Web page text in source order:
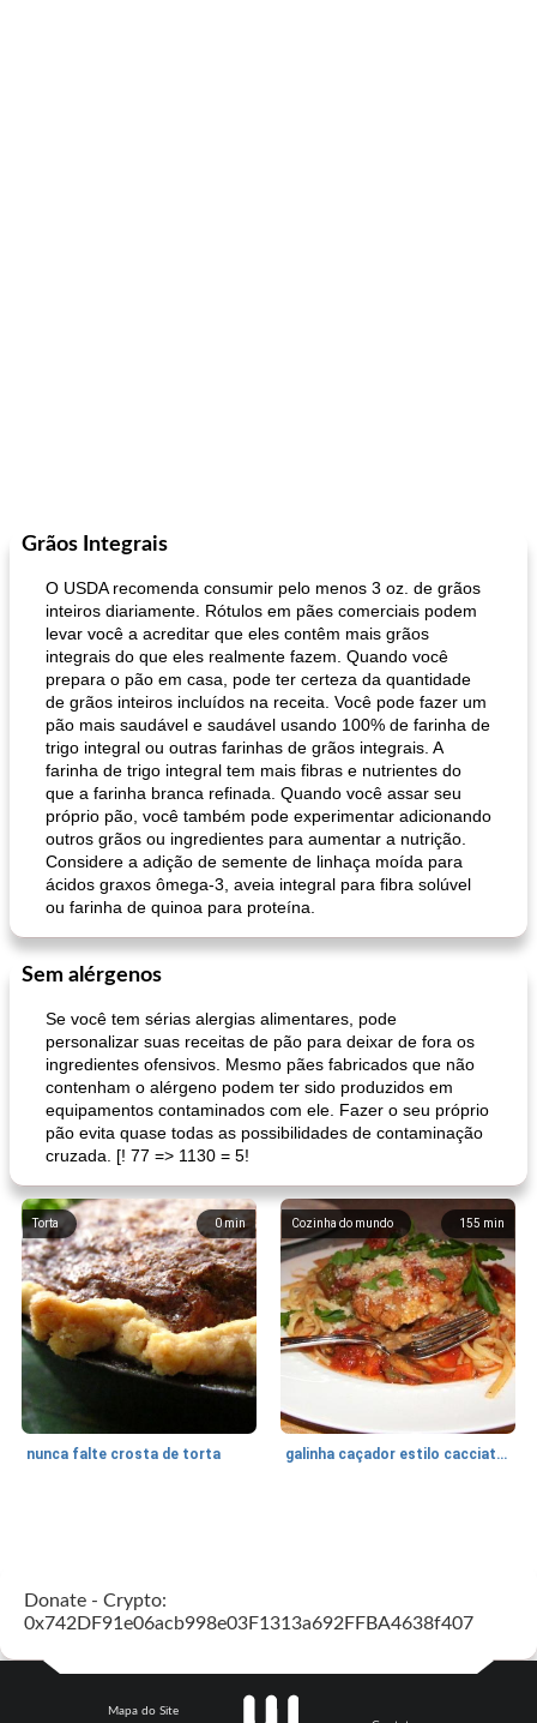
Grãos Integrais
O USDA recomenda consumir pelo menos 3 oz. de grãos
inteiros diariamente. Rótulos em pães comerciais podem
levar você a acreditar que eles contêm mais grãos
integrais do que eles realmente fazem. Quando você
prepara o pão em casa, pode ter certeza da quantidade
de grãos inteiros incluídos na receita. Você pode fazer um
pão mais saudável e saudável usando 100% de farinha de
trigo integral ou outras farinhas de grãos integrais. A
farinha de trigo integral tem mais fibras e nutrientes do
que a farinha branca refinada. Quando você assar seu
próprio pão, você também pode experimentar adicionando
outros grãos ou ingredientes para aumentar a nutrição.
Considere a adição de semente de linhaça moída para
ácidos graxos ômega-3, aveia integral para fibra solúvel
ou farinha de quinoa para proteína.
Sem alérgenos
Se você tem sérias alergias alimentares, pode
personalizar suas receitas de pão para deixar de fora os
ingredientes ofensivos. Mesmo pães fabricados que não
contenham o alérgeno podem ter sido produzidos em
equipamentos contaminados com ele. Fazer o seu próprio
pão evita quase todas as possibilidades de contaminação
cruzada. [! 77 => 1130 = 5!
0min
Torta
nunca falte crosta de torta
155 min
Cozinha do mundo
galinha caçador estilo cacciatore
Donate - Crypto:
0x742DF91e06acb998e03F1313a692FFBA4638f407
Mapa do Site